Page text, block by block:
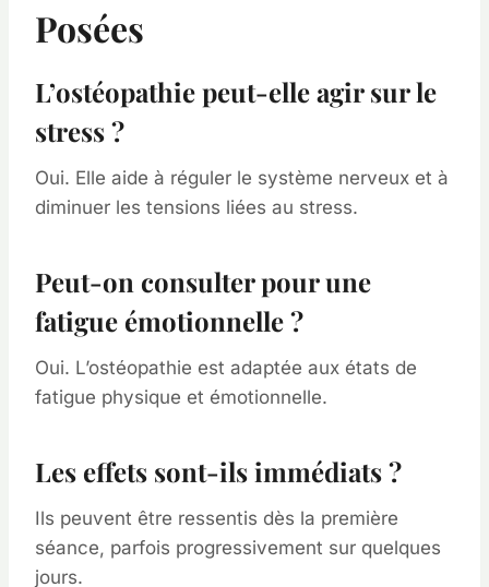
Posées
L’ostéopathie peut-elle agir sur le
stress ?
Oui. Elle aide à réguler le système nerveux et à
diminuer les tensions liées au stress.
Peut-on consulter pour une
fatigue émotionnelle ?
Oui. L’ostéopathie est adaptée aux états de
fatigue physique et émotionnelle.
Les effets sont-ils immédiats ?
Ils peuvent être ressentis dès la première
séance, parfois progressivement sur quelques
jours.